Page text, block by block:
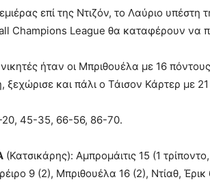
επί της Ντιζόν, το Λαύριο
Champions League θα καταφέρουν να
ήταν οι Μπριθουέλα με 16
ξεχώρισε και πάλι ο Τάισον Κάρτερ με
20, 45-35, 66-56, 86-70.
(Κατσικάρης): Αμπρομάιτις 15 (1
9 (2), Μπριθουέλα 16 (2), Ντίαθ,